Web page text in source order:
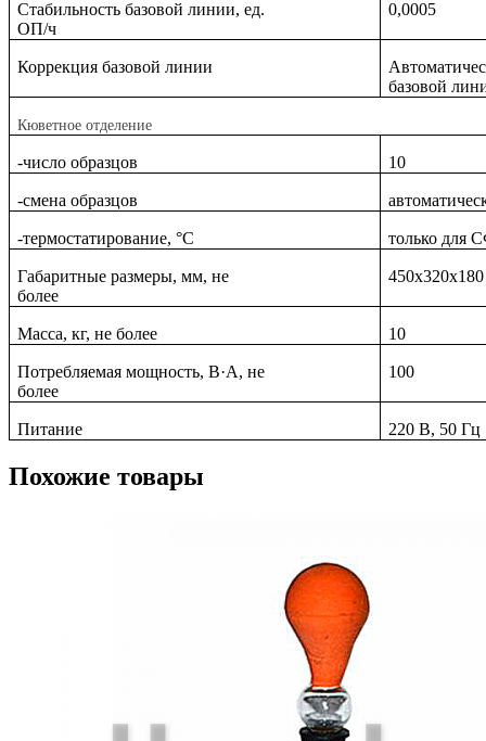
Стабильность базовой линии, ед.
ОП/ч
0,0005
Коррекция базовой линии
базовой
Кюветное отделение
-число образцов 10
-смена образцов
-термостатирование, °С только для
Габаритные размеры, мм, не
более
450х320х180
Масса, кг, не более 10
Потребляемая мощность, В·А, не
более
100
Питание 220 В, 50 Гц
Похожие товары